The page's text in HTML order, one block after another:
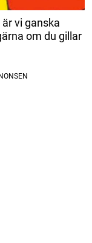
vi ganska
om du gillar